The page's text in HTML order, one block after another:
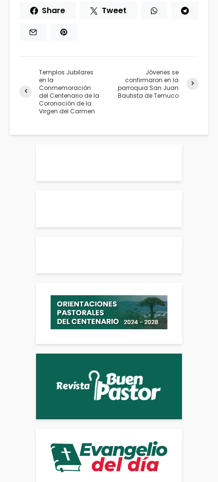
Share Tweet
Templos Jubilares
en la
Conmemoración
del Centenario de la
Coronación de la
Virgen del Carmen
Jóvenes se
confirmaron en la
parroquia San Juan
Bautista de Temuco